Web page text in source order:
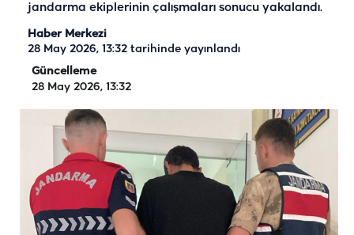
jandarma ekiplerinin çalışmaları sonucu yakalandı.
Haber Merkezi
28 May 2026, 13:32 tarihinde yayınlandı
Güncelleme
28 May 2026, 13:32